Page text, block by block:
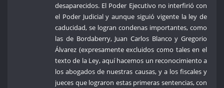
desaparecidos. El Poder Ejecutivo no interfirió con
el Poder Judicial y aunque siguió vigente la ley de
caducidad, se logran condenas importantes, como
las de Bordaberry, Juan Carlos Blanco y Gregorio
Álvarez (expresamente excluidos como tales en el
texto de la Ley, aquí hacemos un reconocimiento a
los abogados de nuestras causas, y a los fiscales y
jueces que lograron estas primeras sentencias, con